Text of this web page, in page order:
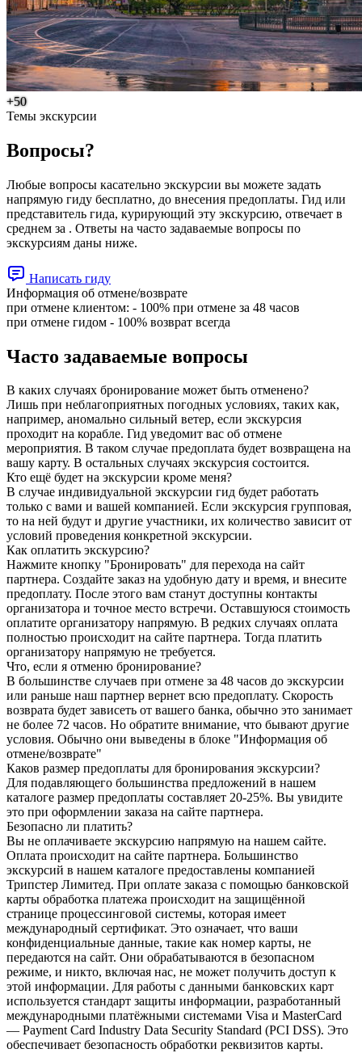
+50
Темы экскурсии
Вопросы?
Любые вопросы касательно экскурсии вы можете задать
напрямую гиду бесплатно, до внесения предоплаты. Гид или
представитель гида, курирующий эту экскурсию, отвечает в
среднем за . Ответы на часто задаваемые вопросы по
экскурсиям даны ниже.
Написать гиду
Информация об отмене/возврате
при отмене клиентом: - 100% при отмене за 48 чаcов
при отмене гидом - 100% возврат всегда
Часто задаваемые вопросы
В каких случаях бронирование может быть отменено?
Лишь при неблагоприятных погодных условиях, таких как,
например, аномально сильный ветер, если экскурсия
проходит на корабле. Гид уведомит вас об отмене
мероприятия. В таком случае предоплата будет возвращена на
вашу карту. В остальных случаях экскурсия состоится.
Кто ещё будет на экскурсии кроме меня?
В случае индивидуальной экскурсии гид будет работать
только с вами и вашей компанией. Если экскурсия групповая,
то на ней будут и другие участники, их количество зависит от
условий проведения конкретной экскурсии.
Как оплатить экскурсию?
Нажмите кнопку "Бронировать" для перехода на сайт
партнера. Создайте заказ на удобную дату и время, и внесите
предоплату. После этого вам станут доступны контакты
организатора и точное место встречи. Оставшуюся стоимость
оплатите организатору напрямую. В редких случаях оплата
полностью происходит на сайте партнера. Тогда платить
организатору напрямую не требуется.
Что, если я отменю бронирование?
В большинстве случаев при отмене за 48 часов до экскурсии
или раньше наш партнер вернет всю предоплату. Скорость
возврата будет зависеть от вашего банка, обычно это занимает
не более 72 часов. Но обратите внимание, что бывают другие
условия. Обычно они выведены в блоке "Информация об
отмене/возврате"
Каков размер предоплаты для бронирования экскурсии?
Для подавляющего большинства предложений в нашем
каталоге размер предоплаты составляет 20-25%. Вы увидите
это при оформлении заказа на сайте партнера.
Безопасно ли платить?
Вы не оплачиваете экскурсию напрямую на нашем сайте.
Оплата происходит на сайте партнера. Большинство
экскурсий в нашем каталоге предоставлены компанией
Трипстер Лимитед. При оплате заказа с помощью банковской
карты обработка платежа происходит на защищённой
странице процессинговой системы, которая имеет
международный сертификат. Это означает, что ваши
конфиденциальные данные, такие как номер карты, не
передаются на сайт. Они обрабатываются в безопасном
режиме, и никто, включая нас, не может получить доступ к
этой информации. Для работы с данными банковских карт
используется стандарт защиты информации, разработанный
международными платёжными системами Visa и MasterCard
— Payment Card Industry Data Security Standard (PCI DSS). Это
обеспечивает безопасность обработки реквизитов карты.